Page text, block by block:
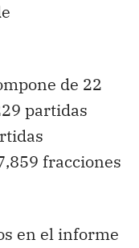
de 22
partidas
fracciones
en el informe